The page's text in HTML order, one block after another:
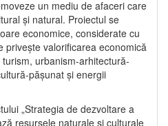
un mediu de afaceri care
și natural. Proiectul se
economice, considerate cu
privește valorificarea economică
urbanism-arhitectură-
pășunat și energii
„Strategia de dezvoltare a
resursele naturale și culturale